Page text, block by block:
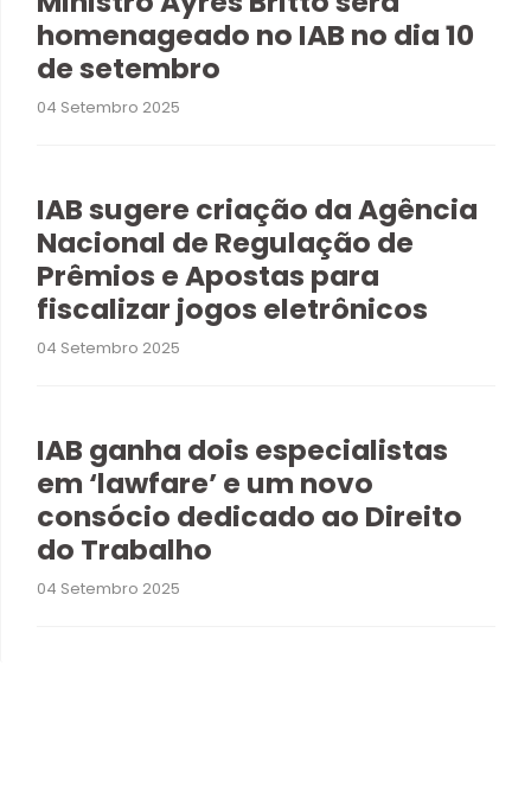
homenageado no IAB no dia 10
de setembro
04 Setembro 2025
IAB sugere criação da Agência
Nacional de Regulação de
Prêmios e Apostas para
fiscalizar jogos eletrônicos
04 Setembro 2025
IAB ganha dois especialistas
em ‘lawfare’ e um novo
consócio dedicado ao Direito
do Trabalho
04 Setembro 2025